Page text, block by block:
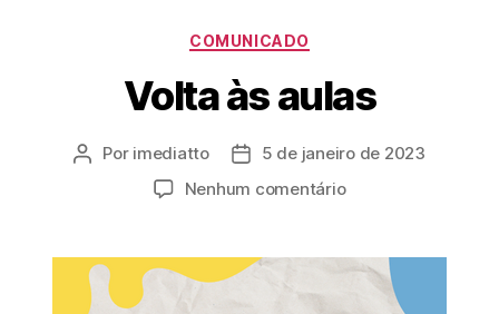
COMUNICADO
Volta às aulas
Por imediatto
5 de janeiro de 2023
Nenhum comentário